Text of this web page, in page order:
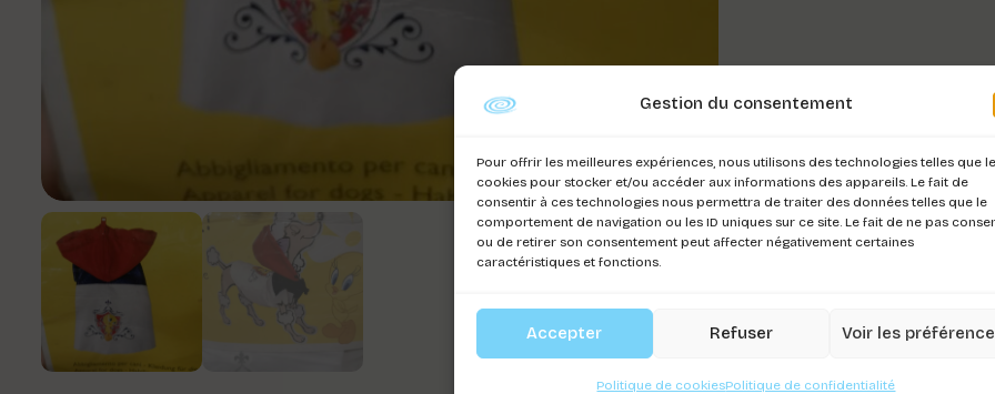
Gestion du consentement
Pour offrir les meilleures expériences, nous utilisons des technologies telles que
cookies pour stocker et/ou accéder aux informations des appareils. Le fait de
consentir à ces technologies nous permettra de traiter des données telles que le
comportement de navigation ou les ID uniques sur ce site. Le fait de ne pas
ou de retirer son consentement peut affecter négativement certaines
caractéristiques et fonctions.
Accepter Refuser Voir les
Politique de cookiesPolitique de confidentialité